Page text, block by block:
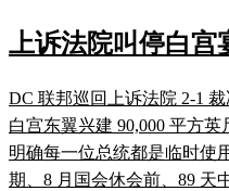
上诉法院叫停白宫
DC 联邦巡回上诉法院 2-1
白宫东翼兴建 90,000 平方
明确每一位总统都是临时使
期、8 月国会休会前、89 天